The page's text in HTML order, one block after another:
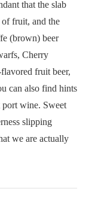
that the slab
fruit, and the
(brown) beer
Cherry
fruit beer,
can also find hints
port wine. Sweet
slipping
we are actually